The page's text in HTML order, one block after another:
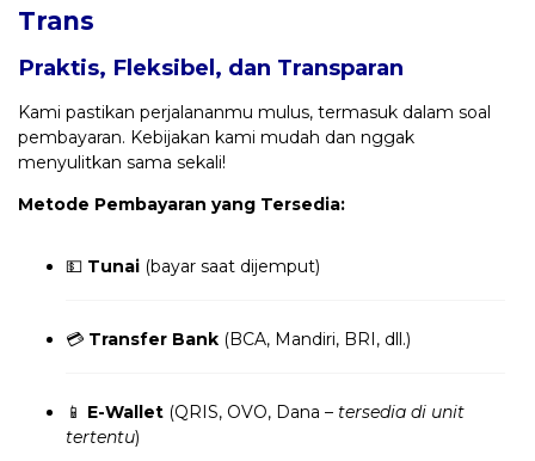
Trans
Praktis, Fleksibel, dan Transparan
Kami pastikan perjalananmu mulus, termasuk dalam soal
pembayaran. Kebijakan kami mudah dan nggak
menyulitkan sama sekali!
Metode Pembayaran yang Tersedia:
💵 Tunai (bayar saat dijemput)
💳 Transfer Bank (BCA, Mandiri, BRI, dll.)
📱 E-Wallet (QRIS, OVO, Dana – tersedia di unit
tertentu)